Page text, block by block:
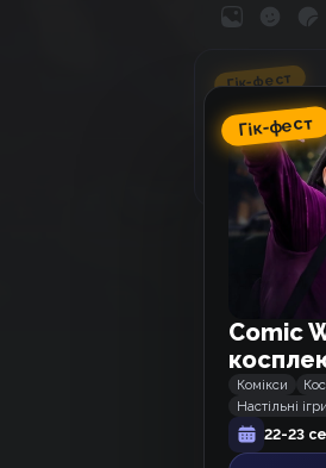
Гік-фест
Comic
культури,
коміксів
До фестивалю
Гік-фест
Comic
Комікси
Настільні ігри
22-23